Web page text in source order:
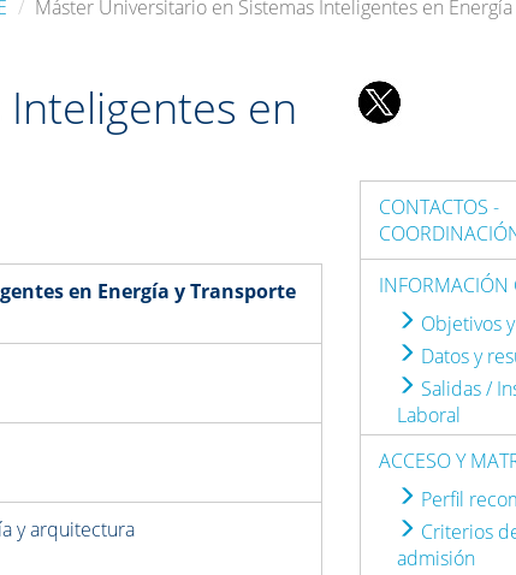
Máster Universitario en Sistemas Inteligentes en
en
en Energía y Transporte
y arquitectura
CONTACTOS -
INFORMACIÓN
Objetivos
Datos y
Salidas /
Laboral
ACCESO Y
Perfil
Criterios
admisión